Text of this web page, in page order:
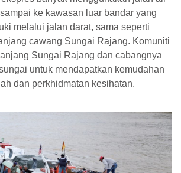
ke kawasan luar bandar yang
melalui jalan darat, sama seperti
cawang Sungai Rajang. Komuniti
Sungai Rajang dan cabangnya
untuk mendapatkan kemudahan
dan perkhidmatan kesihatan.